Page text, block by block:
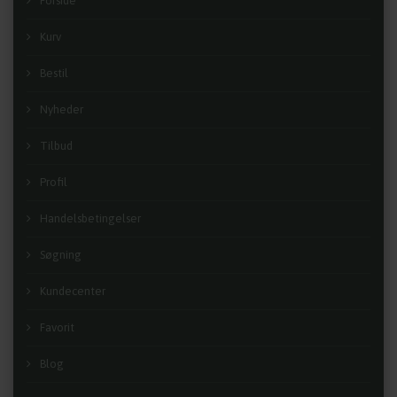
Kurv
Bestil
Nyheder
Tilbud
Profil
Handelsbetingelser
Søgning
Kundecenter
Favorit
Blog